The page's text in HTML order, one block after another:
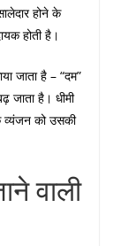
होने के
होती है।
जाता है – “दम”
जाता है। धीमी
व्यंजन को उसकी
वाली